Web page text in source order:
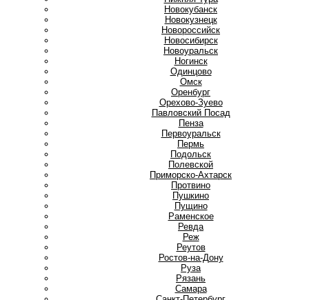
Новокубанск
Новокузнецк
Новороссийск
Новосибирск
Новоуральск
Ногинск
Одинцово
Омск
Оренбург
Орехово-Зуево
Павловский Посад
Пенза
Первоуральск
Пермь
Подольск
Полевской
Приморско-Ахтарск
Протвино
Пушкино
Пущино
Раменское
Ревда
Реж
Реутов
Ростов-на-Дону
Руза
Рязань
Самара